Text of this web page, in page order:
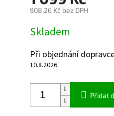
908,26 Kč bez DPH
cena:
Skladem
Při objednání
10.8.2026
Přidat